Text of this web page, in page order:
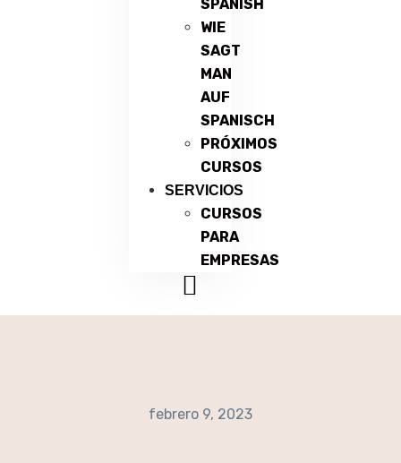
SPANISH
WIE
SAGT
MAN
AUF
SPANISCH
PRÓXIMOS
CURSOS
SERVICIOS
CURSOS
PARA
EMPRESAS
febrero 9, 2023